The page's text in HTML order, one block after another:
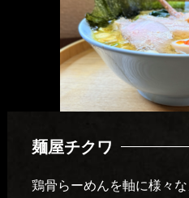
麺屋チクワ
鶏骨らーめんを軸に様々